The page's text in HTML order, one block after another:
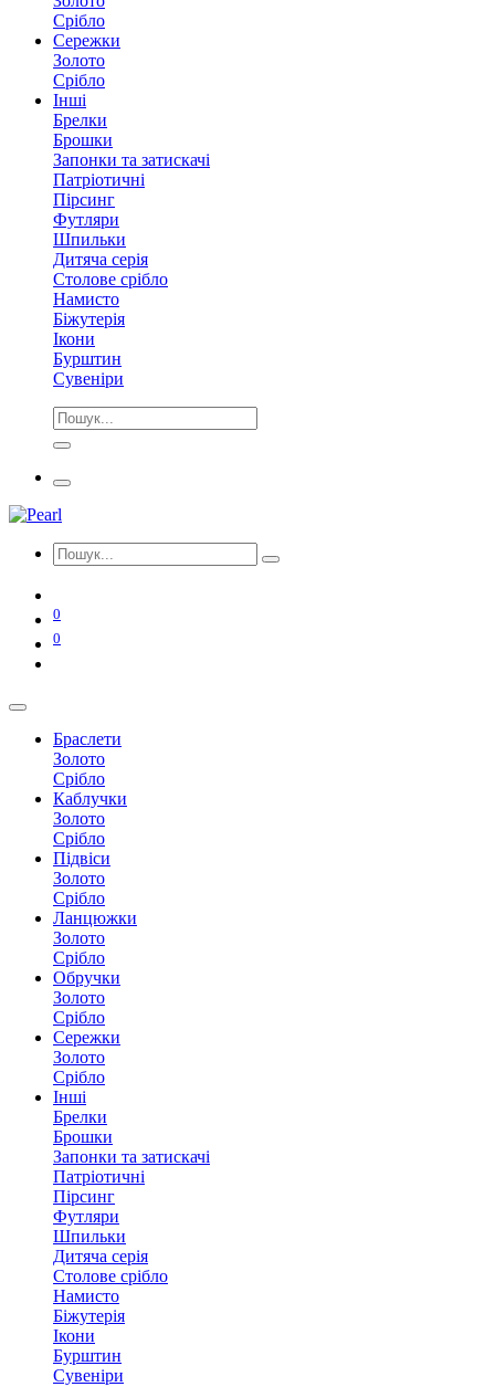
Срібло
Сережки
Золото
Срібло
Інші
Брелки
Брошки
Запонки та затискачі
Патріотичні
Пірсинг
Футляри
Шпильки
Дитяча серія
Столове срібло
Намисто
Біжутерія
Ікони
Бурштин
Сувеніри
0
0
Браслети
Золото
Срібло
Каблучки
Золото
Срібло
Підвіси
Золото
Срібло
Ланцюжки
Золото
Срібло
Обручки
Золото
Срібло
Сережки
Золото
Срібло
Інші
Брелки
Брошки
Запонки та затискачі
Патріотичні
Пірсинг
Футляри
Шпильки
Дитяча серія
Столове срібло
Намисто
Біжутерія
Ікони
Бурштин
Сувеніри